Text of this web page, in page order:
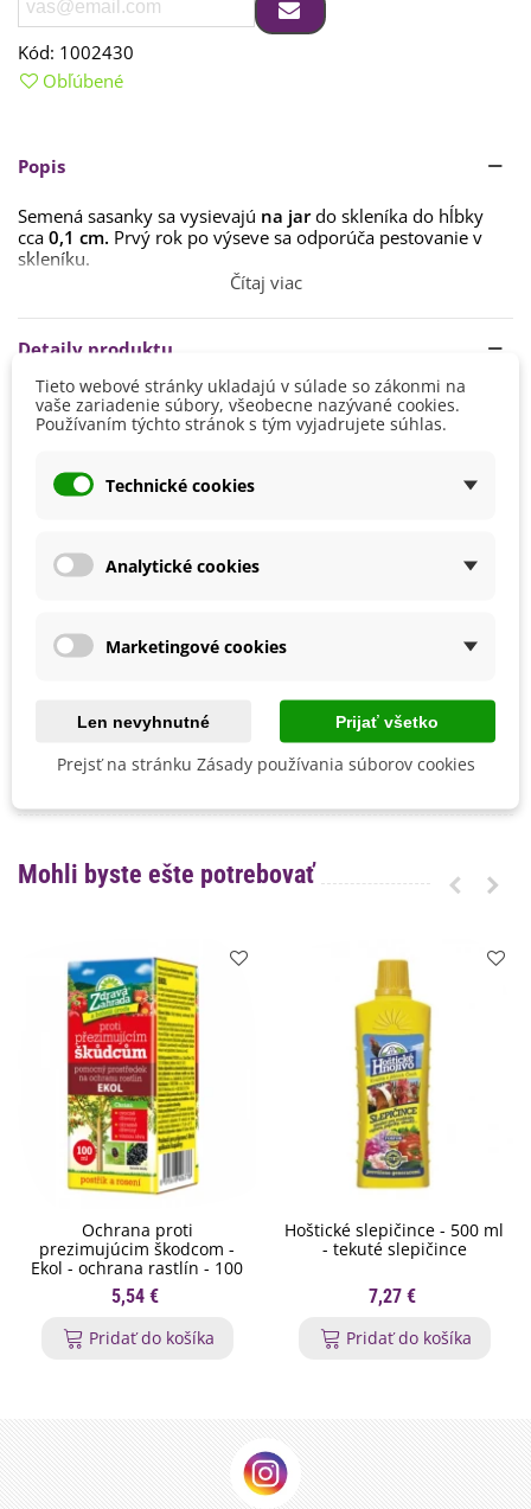
Kód: 1002430
Obľúbené
Popis
Semená sasanky sa vysievajú na jardo skleníka do hĺbky
cca 0,1 cm. Prvý rok po výseve sa odporúča pestovanie v
skleníku.
Stanovisko by malo byť dostatočne
tienisté.
Pôda by mala byťhumózna, hlinito-piesčitá, dobre
priepustná, bohatá na živiny. Substrát by mal byť
stále mierne vlhký.
Čítaj viac
Detaily produktu
Výška
10 - 20 cm
Stanovisko
Polotienisté
Výsev/výsadba
Marec
Mrazuvzdornosť
Vegetačné Obdobie
Trvalky
Mohli byste ešte potrebovať
Ochrana proti
prezimujúcim škodcom -
Ekol - ochrana rastlín - 100
ml
5,54 €
Pridať do košíka
Hoštické slepičince - 500 ml
- tekuté slepičince
7,27 €
Pridať do košíka
Tieto webové stránky ukladajú v súlade so zákonmi na
vaše zariadenie súbory, všeobecne nazývané cookies.
Používaním týchto stránok s tým vyjadrujete súhlas.
Technické cookies
Analytické cookies
Marketingové cookies
Len nevyhnutné Prijať všetko
Prejsť na stránku Zásady používania súborov cookies